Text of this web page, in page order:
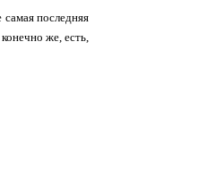
последняя
же, есть,